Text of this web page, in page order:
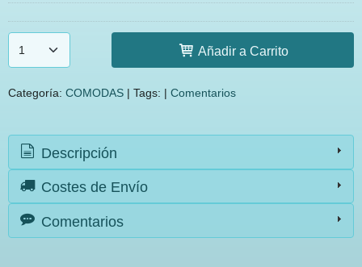
Añadir a Carrito
Categoría: COMODAS | Tags: | Comentarios
Descripción
Costes de Envío
Comentarios